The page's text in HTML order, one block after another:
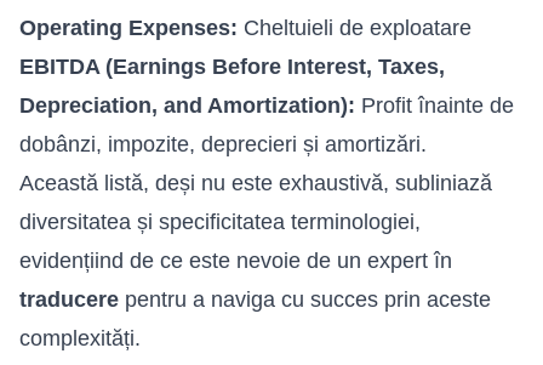
Operating Expenses: Cheltuieli de exploatare
EBITDA (Earnings Before Interest, Taxes,
Depreciation, and Amortization): Profit înainte de
dobânzi, impozite, deprecieri și amortizări.
Această listă, deși nu este exhaustivă, subliniază
diversitatea și specificitatea terminologiei,
evidențiind de ce este nevoie de un expert în
traducere pentru a naviga cu succes prin aceste
complexități.